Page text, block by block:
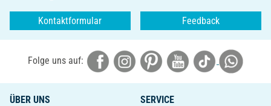
Kontaktformular Feedback
Folge uns auf:
ÜBER UNS
SERVICE